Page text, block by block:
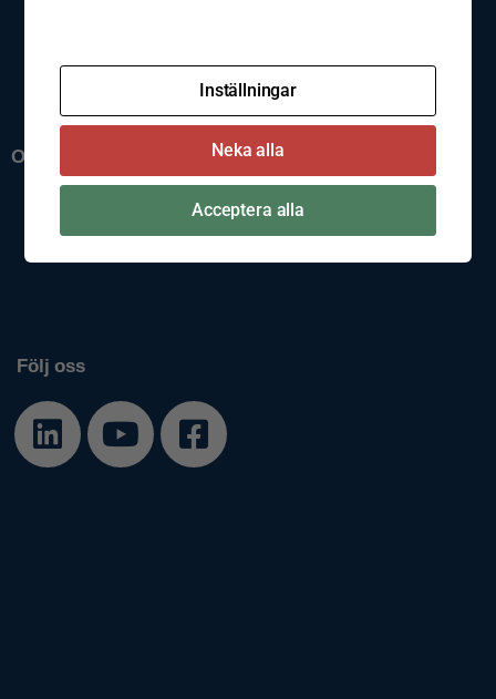
Policys
Imprint
Om oss
Våra filialer
Följ oss
Inställningar
Neka alla
Acceptera alla